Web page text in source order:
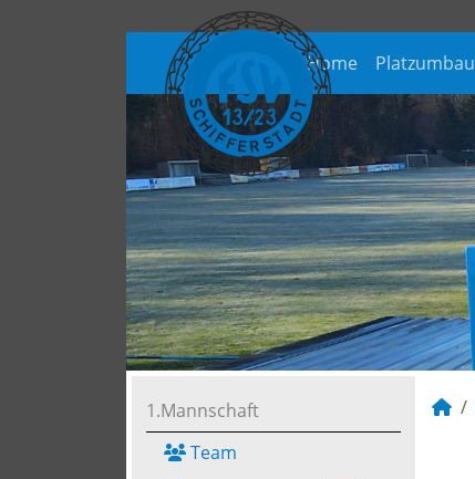
Home Platzumbau
1.Mannschaft
Team